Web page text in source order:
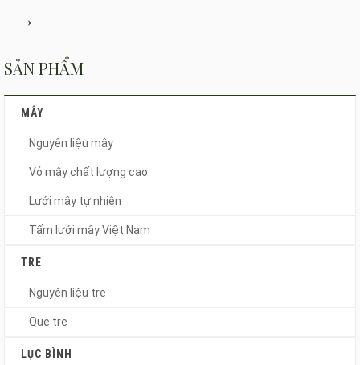
→
SẢN PHẨM
MÂY
Nguyên liệu mây
Vỏ mây chất lượng cao
Lưới mây tự nhiên
Tấm lưới mây Việt Nam
TRE
Nguyên liệu tre
Que tre
LỤC BÌNH